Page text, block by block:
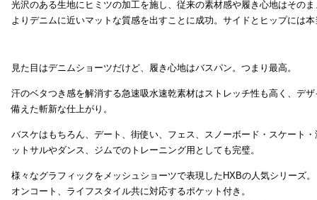
光沢のある生地にヒミツの加工を施し、従来の素材感や履き心地はそのま
よりデニムに近いマットな質感を出すことに成功。サイドとヒップには
見た目はデニムショーツだけど、履き心地はバスパン。つまり最高。
汗のベタつき感を解消する急速吸水速乾素材はストレッチ性も高く、デ
備えた斬新な仕上がり。
バスケはもちろん、デート、街使い、フェス、スノーボード・スケート
ットサルやダンス、ジムでのトレーニング用としても完璧。
様々なグラフィックをメッシュショーツで表現したHXBの人気シリーズ。
オンコート、ライフスタイル共に対応するポケット付き。